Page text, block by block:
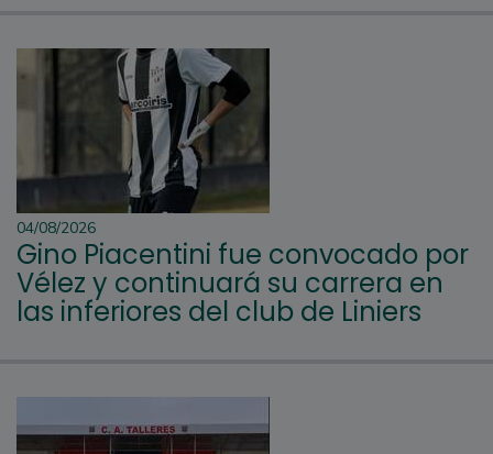
04/08/2026
Gino Piacentini fue convocado por
Vélez y continuará su carrera en
las inferiores del club de Liniers